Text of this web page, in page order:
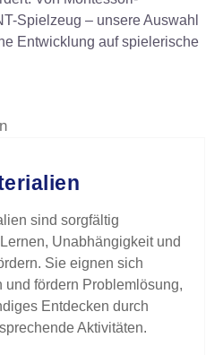
Spielzeug – unsere Auswahl
Entwicklung auf spielerische
sind sorgfältig
Unabhängigkeit und
Sie eignen sich
und fördern Problemlösung,
Entdecken durch
Aktivitäten.